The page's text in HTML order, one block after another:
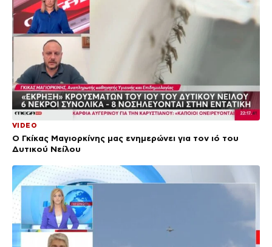
VIDEO
Ο Γκίκας Μαγιορκίνης μας ενημερώνει για τον ιό του
Δυτικού Νείλου